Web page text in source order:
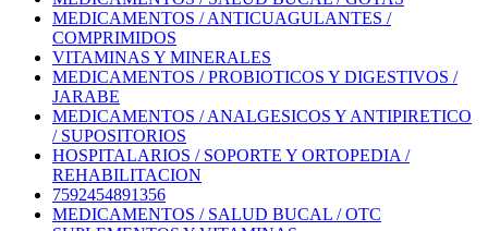
MEDICAMENTOS / ANTICUAGULANTES /
COMPRIMIDOS
VITAMINAS Y MINERALES
MEDICAMENTOS / PROBIOTICOS Y DIGESTIVOS /
JARABE
MEDICAMENTOS / ANALGESICOS Y ANTIPIRETICO
/ SUPOSITORIOS
HOSPITALARIOS / SOPORTE Y ORTOPEDIA /
REHABILITACION
7592454891356
MEDICAMENTOS / SALUD BUCAL / OTC